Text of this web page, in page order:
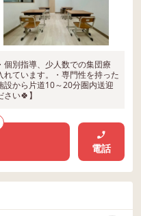
別指導、少人数での集団療
ています。・専門性を持った
設から片道10～20分圏内送迎
い🍀】
電話